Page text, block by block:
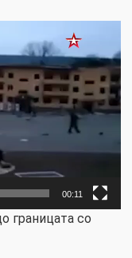
00:11
границата со